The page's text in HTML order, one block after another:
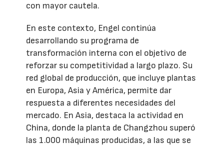
con mayor cautela.
En este contexto, Engel continúa
desarrollando su programa de
transformación interna con el objetivo de
reforzar su competitividad a largo plazo. Su
red global de producción, que incluye plantas
en Europa, Asia y América, permite dar
respuesta a diferentes necesidades del
mercado. En Asia, destaca la actividad en
China, donde la planta de Changzhou superó
las 1.000 máquinas producidas, a las que se